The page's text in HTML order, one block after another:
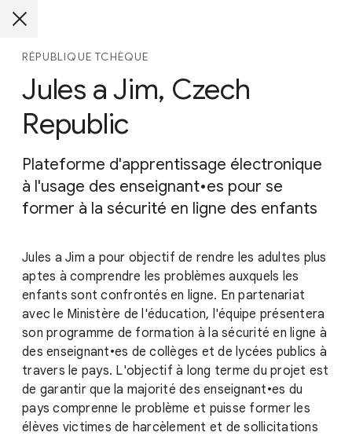
RÉPUBLIQUE TCHÈQUE
Jules a Jim, Czech
Republic
Plateforme d'apprentissage électronique
à l'usage des enseignant•es pour se
former à la sécurité en ligne des enfants
Jules a Jim a pour objectif de rendre les adultes plus
aptes à comprendre les problèmes auxquels les
enfants sont confrontés en ligne. En partenariat
avec le Ministère de l'éducation, l'équipe présentera
son programme de formation à la sécurité en ligne à
des enseignant•es de collèges et de lycées publics à
travers le pays. L'objectif à long terme du projet est
de garantir que la majorité des enseignant•es du
pays comprenne le problème et puisse former les
élèves victimes de harcèlement et de sollicitations